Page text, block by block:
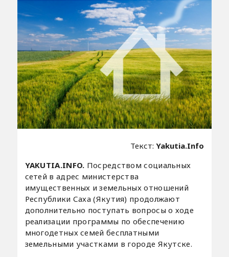
Текст:Yakutia.Info
YAKUTIA.INFO. Посредством социальных
сетей в адрес министерства
имущественных и земельных отношений
Республики Саха (Якутия) продолжают
дополнительно поступать вопросы о ходе
реализации программы по обеспечению
многодетных семей бесплатными
земельными участками в городе Якутске.